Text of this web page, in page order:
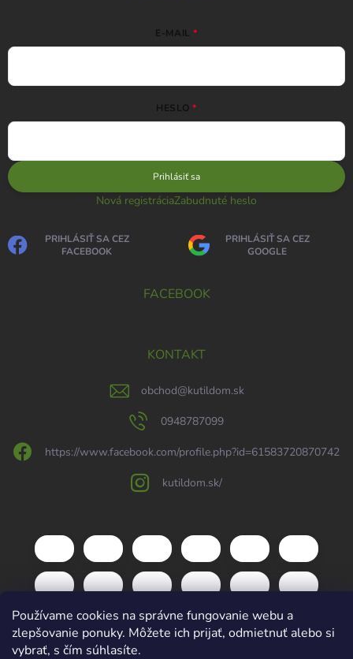
Používame cookies na správne fungovanie webu a
zlepšovanie ponuky. Môžete ich prijať, odmietnuť alebo si
vybrať, s čím súhlasíte.
E-MAIL
HESLO
Prihlásiť sa
Nová registráciaZabudnuté heslo
PRIHLÁSIŤ SA CEZ
FACEBOOK
PRIHLÁSIŤ SA CEZ
GOOGLE
FACEBOOK
KONTAKT
obchod@kutildom.sk
0948787099
https://www.facebook.com/profile.php?id=61583720870742
kutildom.sk/